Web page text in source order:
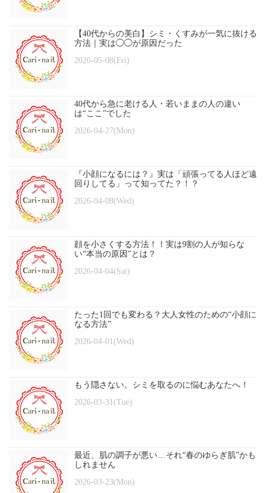
【40代からの美白】シミ・くすみが一気に抜ける
方法｜実は◯◯が原因だった
2026-05-08(Fri)
40代から急に老ける人・若いままの人の違い
は“ここ”でした
2026-04-27(Mon)
『小顔になるには？』実は「頑張ってる人ほど遠
回りしてる」って知ってた？！？
2026-04-08(Wed)
顔を小さくする方法！！実は9割の人が知らな
い“本当の原因”とは？
2026-04-04(Sat)
たった1回でも変わる？大人女性のための“小顔に
なる方法”
2026-04-01(Wed)
もう隠さない。シミを取るのに悩むあなたへ！
2026-03-31(Tue)
最近、肌の調子が悪い…それ“春のゆらぎ肌”かも
しれません
2026-03-23(Mon)